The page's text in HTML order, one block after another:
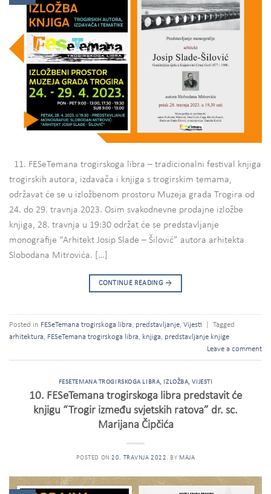
11. FESeTemana trogirskoga libra – tradicionalni festival knjiga
trogirskih autora, izdavača i knjiga s trogirskim temama,
održavat će se u izložbenom prostoru Muzeja grada Trogira od
24. do 29. travnja 2023. Osim svakodnevne prodajne izložbe
knjiga, 28. travnja u 19:30 održat će se predstavljanje
monografije “Arhitekt Josip Slade – Šilović” autora arhitekta
Slobodana Mitrovića. […]
CONTINUE READING →
Posted in FESeTemana trogirskoga libra, predstavljanje, Vijesti
Tagged
arhitektura, FESeTemana trogirskoga libra, knjiga, predstavljanje knjige
Leave a comment
FESETEMANA TROGIRSKOGA LIBRA, IZLOŽBA,VIJESTI
10. FESeTemana trogirskoga libra predstavit će
knjigu “Trogir između svjetskih ratova” dr. sc.
Marijana Čipčića
POSTED ON20. TRAVNJA 2022. BY MAJA